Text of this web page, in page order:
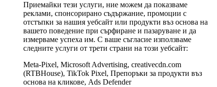
Приемайки тези услуги, ние можем да показваме
реклами, спонсорирано съдържание, промоции с
отстъпки за нашия уебсайт или продукти въз основа на
вашето поведение при сърфиране и пазаруване и да
измерваме успеха им. С ваше съгласие използваме
следните услуги от трети страни на този уебсайт:
Meta-Pixel, Microsoft Advertising, creativecdn.com
(RTBHouse), TikTok Pixel, Препоръки за продукти въз
основа на кликове, Ads Defender